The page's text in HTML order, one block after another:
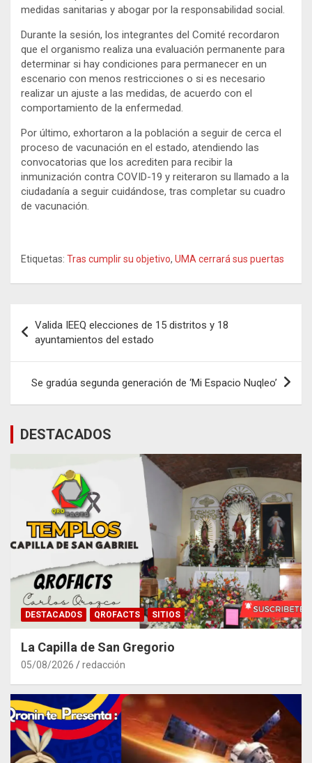
medidas sanitarias y abogar por la responsabilidad social.
Durante la sesión, los integrantes del Comité recordaron
que el organismo realiza una evaluación permanente para
determinar si hay condiciones para permanecer en un
escenario con menos restricciones o si es necesario
realizar un ajuste a las medidas, de acuerdo con el
comportamiento de la enfermedad.
Por último, exhortaron a la población a seguir de cerca el
proceso de vacunación en el estado, atendiendo las
convocatorias que los acrediten para recibir la
inmunización contra COVID-19 y reiteraron su llamado a la
ciudadanía a seguir cuidándose, tras completar su cuadro
de vacunación.
Etiquetas: Tras cumplir su objetivo, UMA cerrará sus puertas
de
entradas
Valida IEEQ elecciones de 15 distritos y 18
ayuntamientos del estado
Se gradúa segunda generación de ‘Mi Espacio Nuqleo’
DESTACADOS
DESTACADOS QROFACTS SITIOS
La Capilla de San Gregorio
05/08/2026 redacción